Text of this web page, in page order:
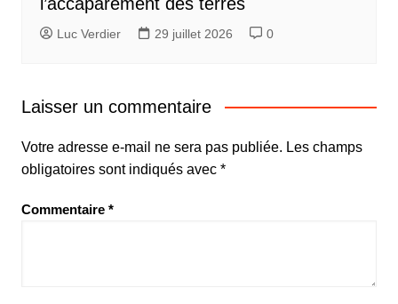
Luc Verdier 29 juillet 2026 0
Laisser un commentaire
Votre adresse e-mail ne sera pas publiée. Les champs
obligatoires sont indiqués avec *
Commentaire *